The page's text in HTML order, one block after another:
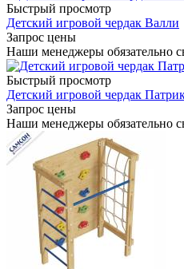
Быстрый просмотр
Детский игровой чердак Валли
Запрос цены
Наши менеджеры обязательно
Быстрый просмотр
Детский игровой чердак
Запрос цены
Наши менеджеры обязательно